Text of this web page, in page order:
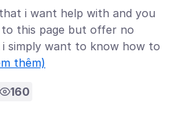
i want help with and you
to this page but offer no
simply want to know how to
thêm)
160